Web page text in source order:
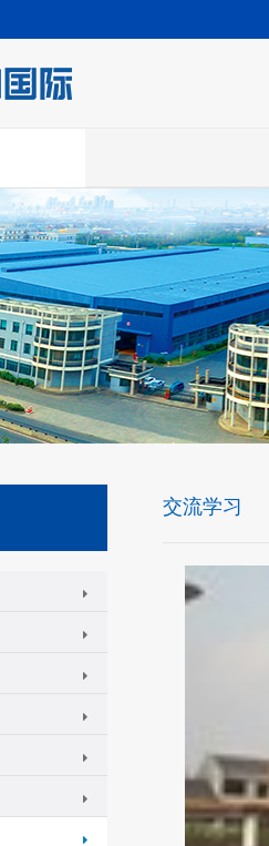
交流学习